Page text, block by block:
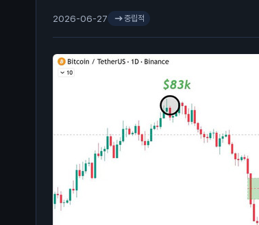
2026-06-27 중립적